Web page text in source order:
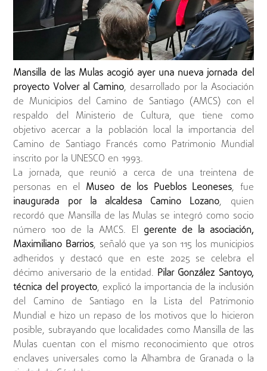
Mansilla de las Mulas acogió ayer una nueva jornada del
proyecto Volver al Camino, desarrollado por la Asociación
de Municipios del Camino de Santiago (AMCS) con el
respaldo del Ministerio de Cultura, que tiene como
objetivo acercar a la población local la importancia del
Camino de Santiago Francés como Patrimonio Mundial
inscrito por la UNESCO en 1993.
La jornada, que reunió a cerca de una treintena de
personas en el Museo de los Pueblos Leoneses, fue
inaugurada por la alcaldesa Camino Lozano, quien
recordó que Mansilla de las Mulas se integró como socio
número 100 de la AMCS. El gerente de la asociación,
Maximiliano Barrios, señaló que ya son 115 los municipios
adheridos y destacó que en este 2025 se celebra el
décimo aniversario de la entidad. Pilar González Santoyo,
técnica del proyecto, explicó la importancia de la inclusión
del Camino de Santiago en la Lista del Patrimonio
Mundial e hizo un repaso de los motivos que lo hicieron
posible, subrayando que localidades como Mansilla de las
Mulas cuentan con el mismo reconocimiento que otros
enclaves universales como la Alhambra de Granada o la